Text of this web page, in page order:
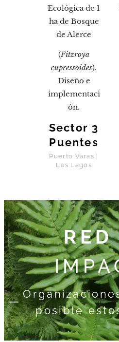
Ecológica de 1
ha de Bosque
de Alerce
(Fitzroya
cupressoides).
Diseño e
implementaci
ón.
Sector 3
Puentes
Puerto Varas |
Los Lagos
RED
posible